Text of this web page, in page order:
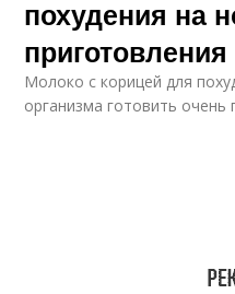
Следующие свойства
похудения на
приготовления
Молоко с корицей для
организма готовить очень